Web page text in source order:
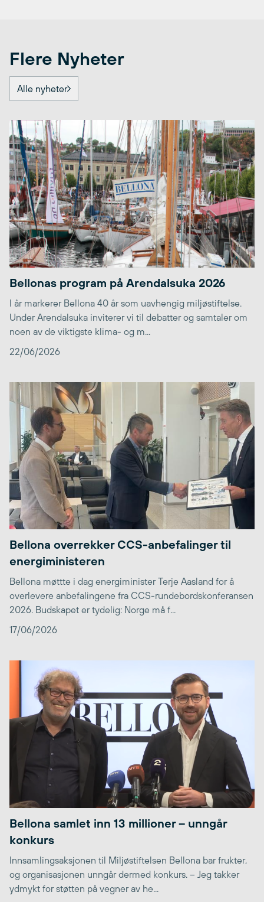
Flere Nyheter
Alle nyheter
Bellonas program på Arendalsuka 2026
I år markerer Bellona 40 år som uavhengig miljøstiftelse.
Under Arendalsuka inviterer vi til debatter og samtaler om
noen av de viktigste klima- og m...
22/06/2026
Bellona overrekker CCS-anbefalinger til
energiministeren
Bellona møttte i dag energiminister Terje Aasland for å
overlevere anbefalingene fra CCS-rundebordskonferansen
2026. Budskapet er tydelig: Norge må f...
17/06/2026
Bellona samlet inn 13 millioner – unngår
konkurs
Innsamlingsaksjonen til Miljøstiftelsen Bellona bar frukter,
og organisasjonen unngår dermed konkurs. – Jeg takker
ydmykt for støtten på vegner av he...